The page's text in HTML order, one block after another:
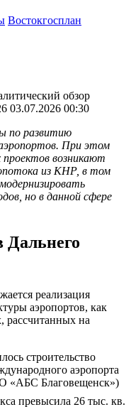
Востокгосплан
обзор
03.07.2026 00:30
по развитию
При этом
возникают
из КНР, в том
но в данной сфере
Дальнего
реализация
аэропортов, как
рассчитанных на
строительство
аэропорта
«АБС Благовещенск»)
превысила 26 тыс. кв.